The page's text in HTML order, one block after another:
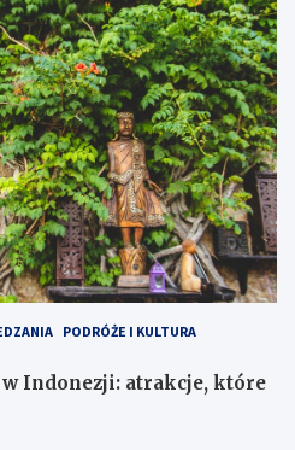
PODRÓŻE I KULTURA
w Indonezji: atrakcje, które